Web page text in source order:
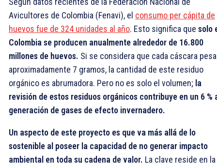
Avicultores de Colombia (Fenavi), el consumo per cápita de
huevos fue de 324 unidades al año. Esto significa que solo
Colombia se producen anualmente alrededor de 16.800
millones de huevos. Si se considera que cada cáscara pesa
aproximadamente 7 gramos, la cantidad de este residuo
orgánico es abrumadora. Pero no es solo el volumen; la
revisión de estos residuos orgánicos contribuye en un 6 %
generación de gases de efecto invernadero.
Un aspecto de este proyecto es que va más allá de lo
sostenible al poseer la capacidad de no generar impacto
ambiental en toda su cadena de valor. La clave reside en la